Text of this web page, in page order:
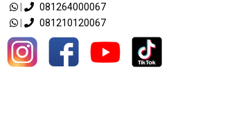
|
081264000067
|
081210120067